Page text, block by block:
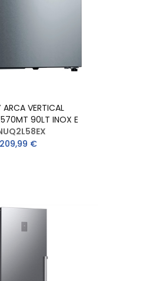
VERTICAL
90LT INOX E
209,99 €